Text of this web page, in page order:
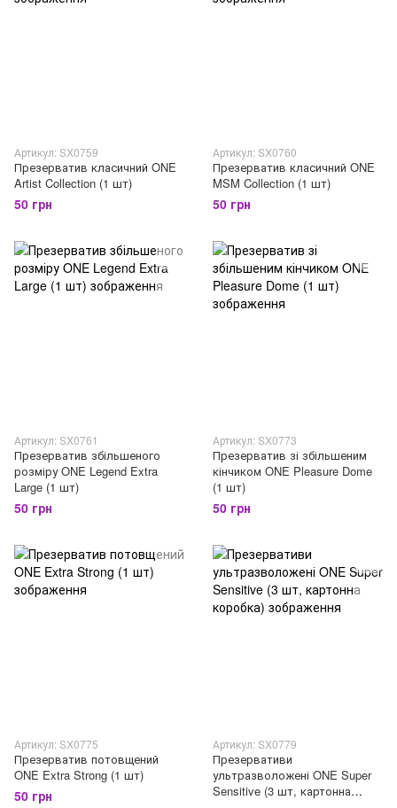
Артикул: SX0759
Презерватив класичний ONE
Artist Collection (1 шт)
50 грн
Артикул: SX0760
Презерватив класичний ONE
MSM Collection (1 шт)
50 грн
Артикул: SX0761
Презерватив збільшеного
розміру ONE Legend Extra
Large (1 шт)
50 грн
Артикул: SX0773
Презерватив зі збільшеним
кінчиком ONE Pleasure Dome
(1 шт)
50 грн
Артикул: SX0775
Презерватив потовщений
ONE Extra Strong (1 шт)
50 грн
Артикул: SX0779
Презервативи
ультразволожені ONE Super
Sensitive (3 шт, картонна